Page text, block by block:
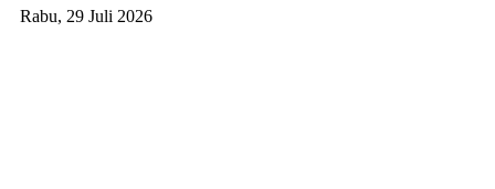
Rabu, 29 Juli 2026